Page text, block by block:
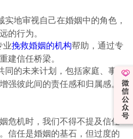
实地审视自己在婚姻中的角色，
的行为。
业挽救婚姻的机构帮助，通过专
建信任桥梁。
同的未来计划，包括家庭、事
强彼此间的责任感和归属感。
危机时，我们不得不提及信任
信任是婚姻的基石，但过度的